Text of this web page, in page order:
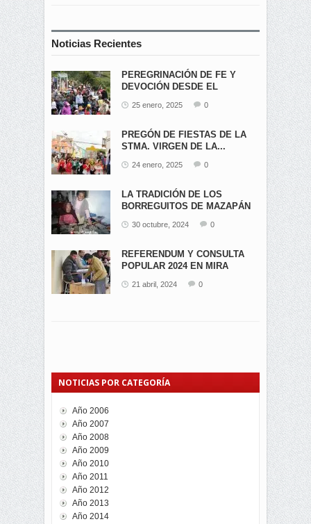
Noticias Recientes
PEREGRINACIÓN DE FE Y
DEVOCIÓN DESDE EL
25 enero, 2025 0
PREGÓN DE FIESTAS DE LA
STMA. VIRGEN DE LA...
24 enero, 2025 0
LA TRADICIÓN DE LOS
BORREGUITOS DE MAZAPÁN
30 octubre, 2024 0
REFERENDUM Y CONSULTA
POPULAR 2024 EN MIRA
21 abril, 2024 0
NOTICIAS POR CATEGORÍA
Año 2006
Año 2007
Año 2008
Año 2009
Año 2010
Año 2011
Año 2012
Año 2013
Año 2014